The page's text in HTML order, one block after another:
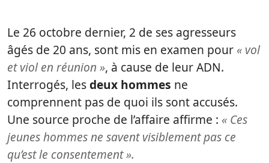
Le 26 octobre dernier, 2 de ses agresseurs
âgés de 20 ans, sont mis en examen pour « vol
et viol en réunion », à cause de leur ADN.
Interrogés, lesdeux hommes ne
comprennent pas de quoi ils sont accusés.
Une source proche de l’affaire affirme : « Ces
jeunes hommes ne savent visiblement pas ce
qu’est le consentement ».